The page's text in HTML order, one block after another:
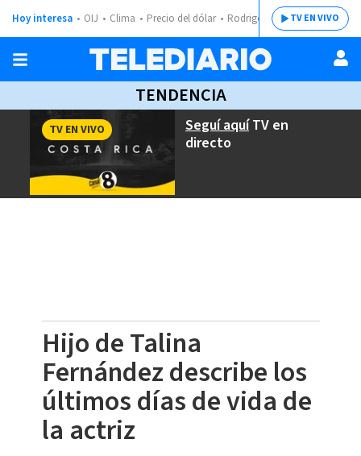
Hoy interesa OIJ Clima Precio del dólar Rodrigo ChavesTV EN VIVO
TENDENCIA
Seguí aquíTV en
directo
TV EN VIVO
Hijo de Talina
Fernández describe los
últimos días de vida de
la actriz